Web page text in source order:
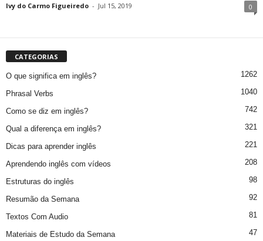
Ivy do Carmo Figueiredo - Jul 15, 2019 0
CATEGORIAS
O que significa em inglês? 1262
Phrasal Verbs 1040
Como se diz em inglês? 742
Qual a diferença em inglês? 321
Dicas para aprender inglês 221
Aprendendo inglês com vídeos 208
Estruturas do inglês 98
Resumão da Semana 92
Textos Com Audio 81
Materiais de Estudo da Semana 47